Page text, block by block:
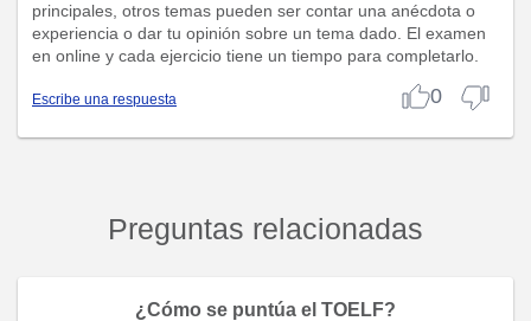
principales, otros temas pueden ser contar una anécdota o
experiencia o dar tu opinión sobre un tema dado. El examen
en online y cada ejercicio tiene un tiempo para completarlo.
Escribe una respuesta 0
Preguntas relacionadas
¿Cómo se puntúa el TOELF?